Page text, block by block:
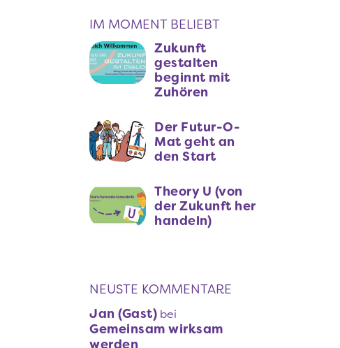
IM MOMENT BELIEBT
Zukunft
gestalten
beginnt mit
Zuhören
Der Futur-O-
Mat geht an
den Start
Theory U (von
der Zukunft her
handeln)
NEUSTE KOMMENTARE
Jan (Gast) bei
Gemeinsam wirksam
werden